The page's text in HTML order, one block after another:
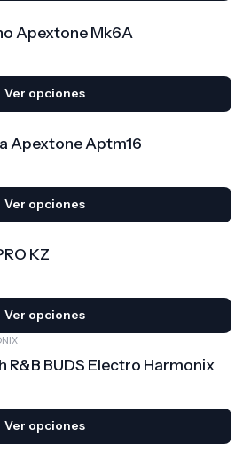
Apextone Mk6A
Ver opciones
Apextone Aptm16
Ver opciones
KZ
Ver opciones
BUDS Electro Harmonix
Ver opciones